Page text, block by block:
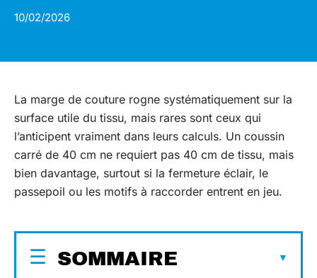
10/02/2026
La marge de couture rogne systématiquement sur la
surface utile du tissu, mais rares sont ceux qui
l’anticipent vraiment dans leurs calculs. Un coussin
carré de 40 cm ne requiert pas 40 cm de tissu, mais
bien davantage, surtout si la fermeture éclair, le
passepoil ou les motifs à raccorder entrent en jeu.
SOMMAIRE